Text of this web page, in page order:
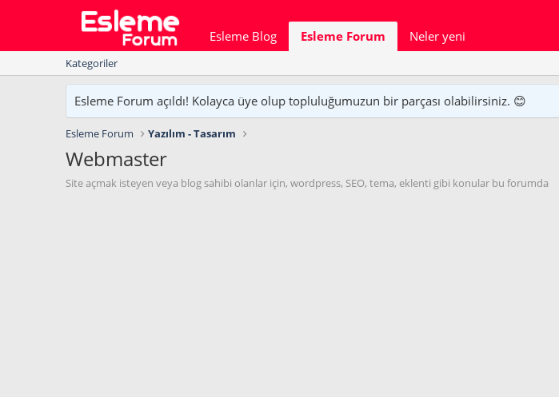
Esleme Blog Esleme Forum Neler yeni
Kategoriler
Esleme Forum açıldı! Kolayca üye olup topluluğumuzun bir parçası olabilirsiniz. 😊
Esleme Forum Yazılım - Tasarım
Webmaster
Site açmak isteyen veya blog sahibi olanlar için, wordpress, SEO, tema, eklenti gibi konular bu forumda